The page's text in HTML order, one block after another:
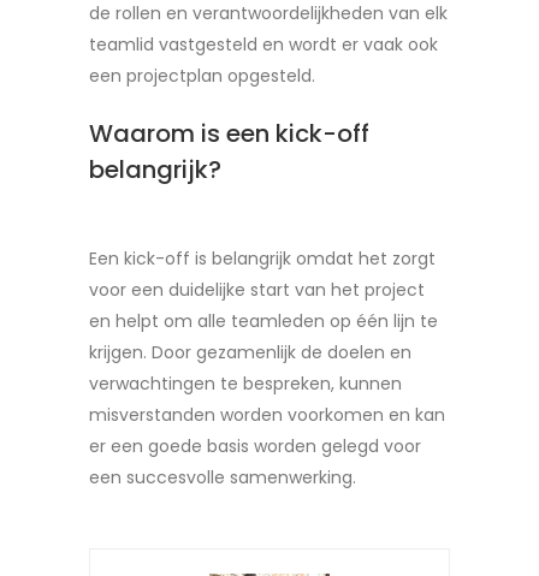
de rollen en verantwoordelijkheden van elk
teamlid vastgesteld en wordt er vaak ook
een projectplan opgesteld.
Waarom is een kick-off
belangrijk?
Een kick-off is belangrijk omdat het zorgt
voor een duidelijke start van het project
en helpt om alle teamleden op één lijn te
krijgen. Door gezamenlijk de doelen en
verwachtingen te bespreken, kunnen
misverstanden worden voorkomen en kan
er een goede basis worden gelegd voor
een succesvolle samenwerking.